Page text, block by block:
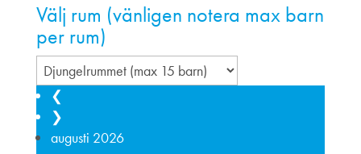
Välj rum (vänligen notera max barn
per rum)
❮
❯
augusti 2026